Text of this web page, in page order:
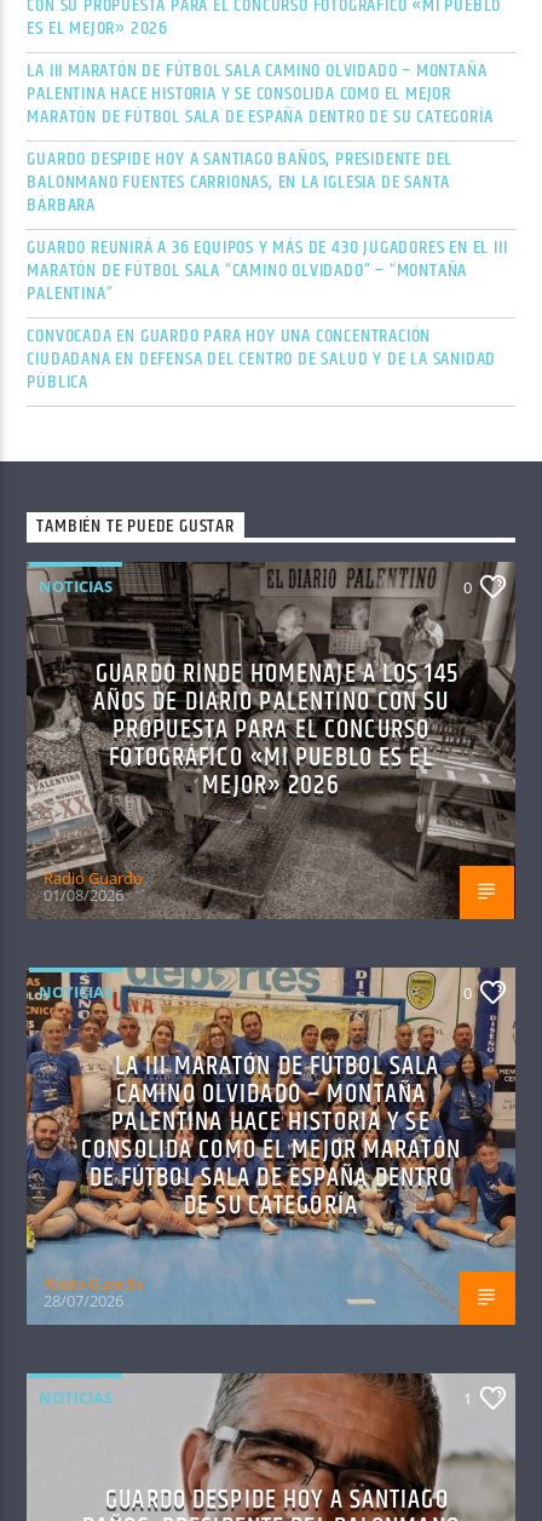
ES EL MEJOR» 2026
LA III MARATÓN DE FÚTBOL SALA CAMINO OLVIDADO – MONTAÑA
PALENTINA HACE HISTORIA Y SE CONSOLIDA COMO EL MEJOR
MARATÓN DE FÚTBOL SALA DE ESPAÑA DENTRO DE SU CATEGORÍA
GUARDO DESPIDE HOY A SANTIAGO BAÑOS, PRESIDENTE DEL
BALONMANO FUENTES CARRIONAS, EN LA IGLESIA DE SANTA
BÁRBARA
GUARDO REUNIRÁ A 36 EQUIPOS Y MÁS DE 430 JUGADORES EN EL III
MARATÓN DE FÚTBOL SALA “CAMINO OLVIDADO” – “MONTAÑA
PALENTINA”
CONVOCADA EN GUARDO PARA HOY UNA CONCENTRACIÓN
CIUDADANA EN DEFENSA DEL CENTRO DE SALUD Y DE LA SANIDAD
PÚBLICA
TAMBIÉN TE PUEDE GUSTAR
NOTICIAS 0
GUARDO RINDE HOMENAJE A LOS 145
AÑOS DE DIARIO PALENTINO CON SU
PROPUESTA PARA EL CONCURSO
FOTOGRÁFICO «MI PUEBLO ES EL
MEJOR» 2026
Radio Guardo
01/08/2026
NOTICIAS 0
LA III MARATÓN DE FÚTBOL SALA
CAMINO OLVIDADO – MONTAÑA
PALENTINA HACE HISTORIA Y SE
CONSOLIDA COMO EL MEJOR MARATÓN
DE FÚTBOL SALA DE ESPAÑA DENTRO
DE SU CATEGORÍA
Radio Guardo
28/07/2026
NOTICIAS 1
GUARDO DESPIDE HOY A SANTIAGO